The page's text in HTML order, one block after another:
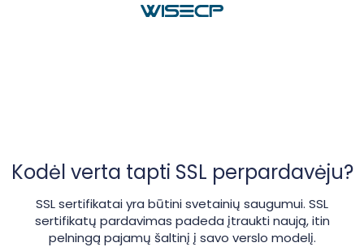
Kodėl verta tapti SSL perpardavėju?
SSL sertifikatai yra būtini svetainių saugumui. SSL
sertifikatų pardavimas padeda įtraukti naują, itin
pelningą pajamų šaltinį į savo verslo modelį.